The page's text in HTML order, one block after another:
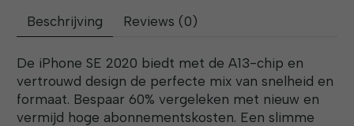
Beschrijving Reviews (0)
De iPhone SE 2020 biedt met de A13-chip en
vertrouwd design de perfecte mix van snelheid en
formaat. Bespaar 60% vergeleken met nieuw en
vermijd hoge abonnementskosten. Een slimme